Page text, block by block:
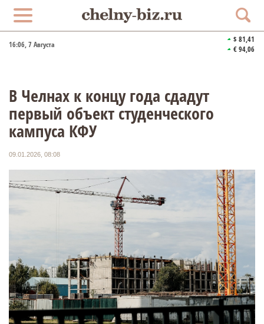
16:06, 7 Августа
$ 81,41
€ 94,06
В Челнах к концу года сдадут
первый объект студенческого
кампуса КФУ
09.01.2026, 08:08